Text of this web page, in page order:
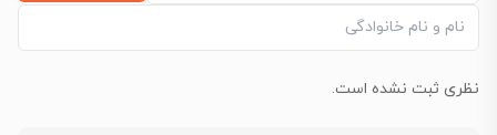
نظری ثبت نشده است.